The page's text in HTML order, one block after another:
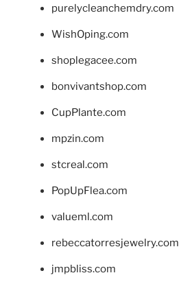
purelycleanchemdry.com
WishOping.com
shoplegacee.com
bonvivantshop.com
CupPlante.com
mpzin.com
stcreal.com
PopUpFlea.com
valueml.com
rebeccatorresjewelry.com
jmpbliss.com